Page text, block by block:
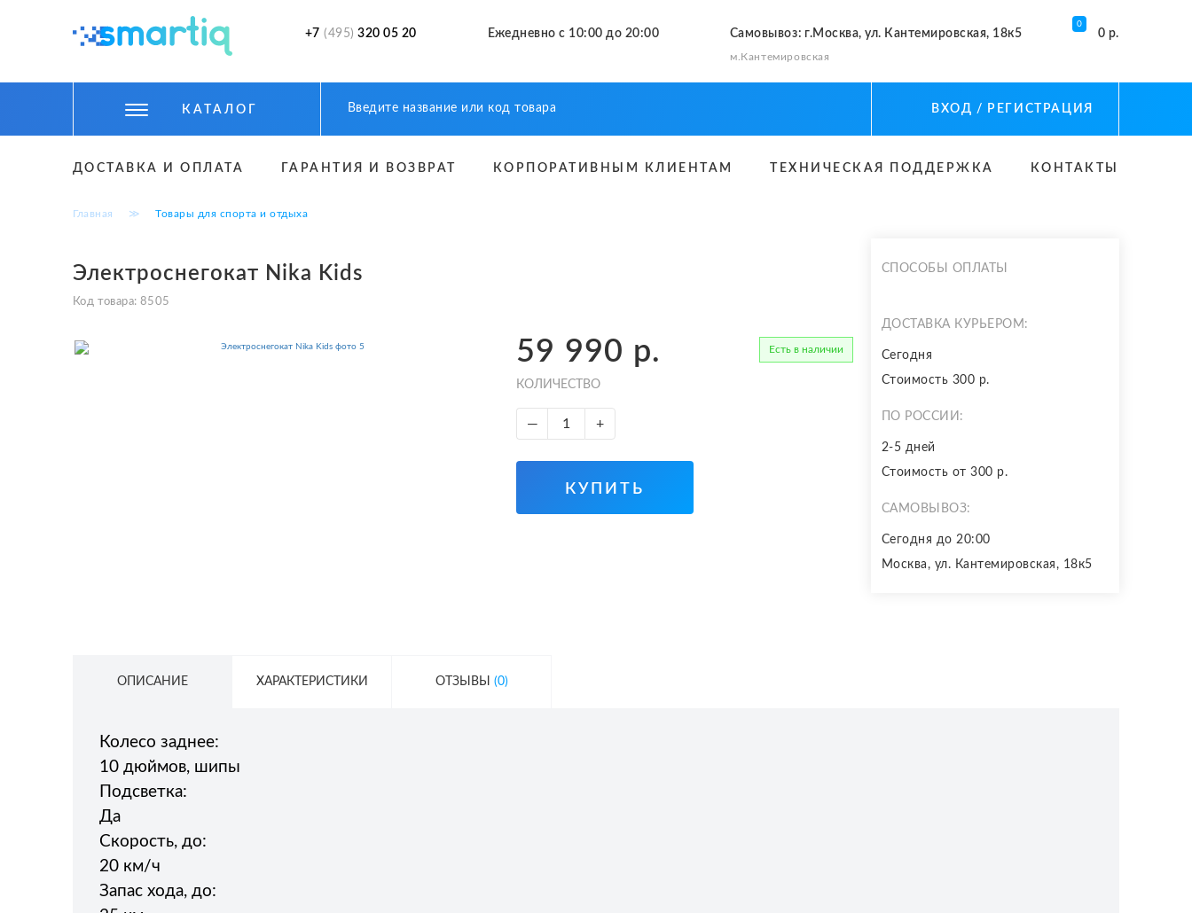
+7 (495) 320 05 20 Ежедневно с 10:00 до 20:00 Самовывоз: г.Москва, ул. Кантемировская, 18к5
м.Кантемировская
0
0 р.
КАТАЛОГ
ТОВАРЫ ДЛЯ АВТО
ВХОД / РЕГИСТРАЦИЯ
ДОСТАВКА И ОПЛАТА ГАРАНТИЯ И ВОЗВРАТ КОРПОРАТИВНЫМ КЛИЕНТАМ ТЕХНИЧЕСКАЯ ПОДДЕРЖКА КОНТАКТЫ
Главная ≫ Товары для спорта и отдыха
Электроснегокат Nika Kids
Код товара: 8505
59 990 р. Есть в наличии
КОЛИЧЕСТВО
— +
КУПИТЬ
СПОСОБЫ ОПЛАТЫ
ДОСТАВКА КУРЬЕРОМ:
Сегодня
Стоимость 300 р.
ПО РОССИИ:
2-5 дней
Стоимость от 300 р.
САМОВЫВОЗ:
Сегодня до 20:00
Москва, ул. Кантемировская, 18к5
ОПИСАНИЕ ХАРАКТЕРИСТИКИ ОТЗЫВЫ (0)
Колесо заднее:
10 дюймов, шипы
Подсветка:
Да
Скорость, до:
20 км/ч
Запас хода, до: